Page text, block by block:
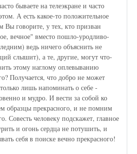
бываете на телеэкране и часто
А есть какое-то положительное
Вы говорите, у тех, кто призван
вечное" вместо пошло-уродливо-
ведь ничего объяснить не
слышит), а те, другие, могут что-
этому наглому оплевыванию
Получается, что добро не может
лишь напоминать о себе -
и мудро. И вести за собой ко
образцы прекрасного, и не помним
Совесть человеку подскажет, главное
и огонь сердца не потушить, и
себя в поиске вечно прекрасного!